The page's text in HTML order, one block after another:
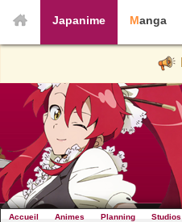
Japanime Manga
Accueil Animes Planning Studios